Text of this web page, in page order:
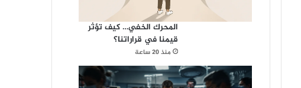
المحرك الخفي… كيف تؤثر
قيمنا في قراراتنا؟
منذ 20 ساعة